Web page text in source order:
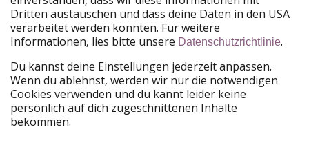
VoyagesPirates
Ferienpiraten
Urlaubspiraten
ViajerosPiratas
TravelPirates
HolidayPirates Group
Lerne uns kennen
Über uns
Rechtliches
Dritten austauschen und dass deine Daten in den USA
verarbeitet werden könnten. Für weitere
Informationen, lies bitte unsere Datenschutzrichtlinie.
Du kannst deine Einstellungen jederzeit anpassen.
Wenn du ablehnst, werden wir nur die notwendigen
Cookies verwenden und du kannt leider keine
persönlich auf dich zugeschnittenen Inhalte
bekommen.